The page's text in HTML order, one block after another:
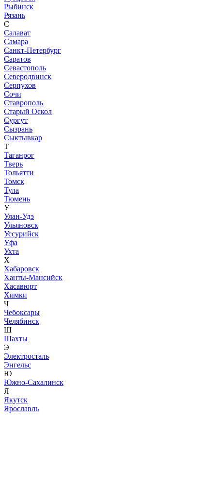
Рыбинск
Рязань
С
Салават
Самара
Санкт-Петербург
Саратов
Севастополь
Северодвинск
Серпухов
Сочи
Ставрополь
Старый Оскол
Сургут
Сызрань
Сыктывкар
Т
Таганрог
Тверь
Тольятти
Томск
Тула
Тюмень
У
Улан-Удэ
Ульяновск
Уссурийск
Уфа
Ухта
Х
Хабаровск
Ханты-Мансийск
Хасавюрт
Химки
Ч
Чебоксары
Челябинск
Ш
Шахты
Э
Электросталь
Энгельс
Ю
Южно-Сахалинск
Я
Якутск
Ярославль